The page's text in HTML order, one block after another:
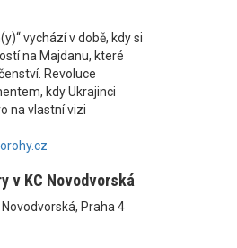
vychází v době, kdy si
na Majdanu, které
Revoluce
kdy Ukrajinci
na vlastní vizi
v KC Novodvorská
Praha 4